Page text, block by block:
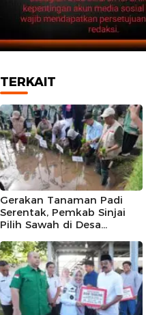
TERKAIT
Gerakan Tanaman Padi
Serentak, Pemkab Sinjai
Pilih Sawah di Desa